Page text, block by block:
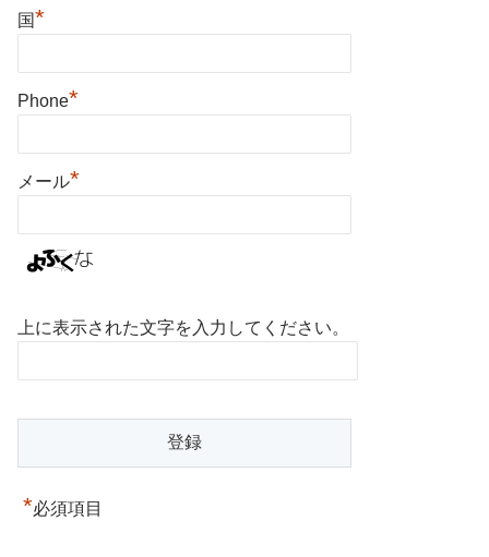
国*
Phone*
メール*
上に表示された文字を入力してください。
*必須項目